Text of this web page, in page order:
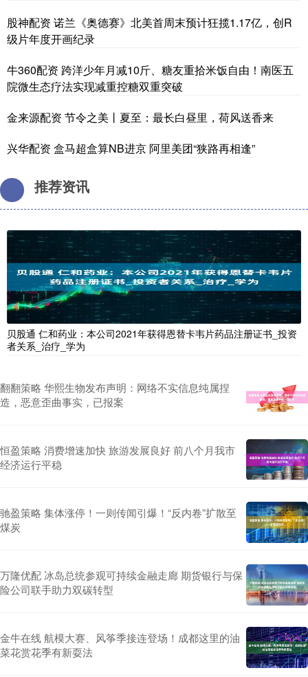
股神配资 诺兰《奥德赛》北美首周末预计狂揽1.17亿，创R
级片年度开画纪录
牛360配资 跨洋少年月减10斤、糖友重拾米饭自由！南医五
院微生态疗法实现减重控糖双重突破
金来源配资 节令之美丨夏至：最长白昼里，荷风送香来
兴华配资 盒马超盒算NB进京 阿里美团“狭路再相逢”
推荐资讯
贝股通 仁和药业：本公司2021年获得恩替卡韦片药品注册证书_投资
者关系_治疗_学为
翻翻策略 华熙生物发布声明：网络不实信息纯属捏
造，恶意歪曲事实，已报案
恒盈策略 消费增速加快 旅游发展良好 前八个月我市
经济运行平稳
驰盈策略 集体涨停！一则传闻引爆！“反内卷”扩散至
煤炭
万隆优配 冰岛总统参观可持续金融走廊 期货银行与保
险公司联手助力双碳转型
金牛在线 航模大赛、风筝季接连登场！成都这里的油
菜花赏花季有新耍法